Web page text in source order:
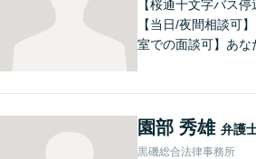
【桜通十文字バス停
【当日/夜間相談可
室での面談可】あな
い。 https://sagara-
p/
園部 秀雄 弁護
黒磯総合法律事務所